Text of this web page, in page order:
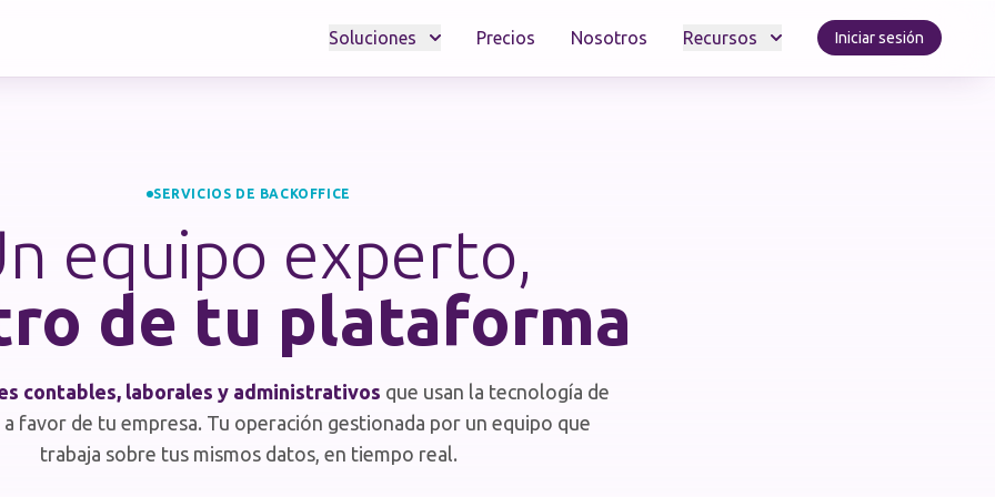
Soluciones Precios Nosotros Recursos Iniciar sesión
SERVICIOS DE BACKOFFICE
equipo experto,
de tu plataforma
contables, laborales y administrativos que usan la tecnología de
a favor de tu empresa. Tu operación gestionada por un equipo que
trabaja sobre tus mismos datos, en tiempo real.